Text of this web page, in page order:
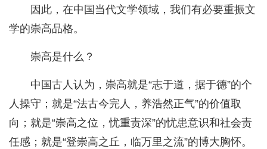
因此，在中国当代文学领域，我们有必要重振文
学的崇高品格。
崇高是什么？
中国古人认为，崇高就是“志于道，据于德”的个
人操守；就是“法古今完人，养浩然正气”的价值取
向；就是“崇高之位，忧重责深”的忧患意识和社会责
任感；就是“登崇高之丘，临万里之流”的博大胸怀。